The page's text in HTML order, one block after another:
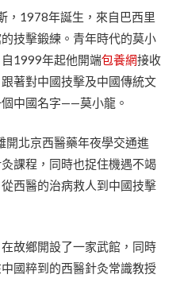
，1978年誕生，來自巴西里
技擊鍛練。青年時代的莫小
1999年起他開端包養網接收
著對中國技擊及中國傳統文
中國名字——莫小龍。
開北京西醫藥年夜學交通進
課程，同時也捉住機遇不竭
西醫的治病救人到中國技擊
故鄉開設了一家武館，同時
國粹到的西醫針灸常識教授